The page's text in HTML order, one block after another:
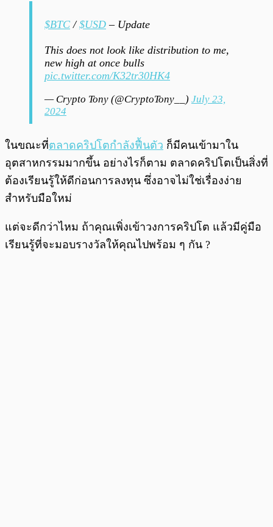
$BTC /$USD – Update
This does not look like distribution to me,
new high at once bulls
pic.twitter.com/K32tr30HK4
— Crypto Tony (@CryptoTony__) July 23,
2024
ในขณะที่ตลาดคริปโตกำลังฟื้นตัว ก็มีคนเข้ามาใน
อุตสาหกรรมมากขึ้น อย่างไรก็ตาม ตลาดคริปโตเป็นสิ่งที่
ต้องเรียนรู้ให้ดีก่อนการลงทุน ซึ่งอาจไม่ใช่เรื่องง่าย
สำหรับมือใหม่
แต่จะดีกว่าไหม ถ้าคุณเพิ่งเข้าวงการคริปโต แล้วมีคู่มือ
เรียนรู้ที่จะมอบรางวัลให้คุณไปพร้อม ๆ กัน ?